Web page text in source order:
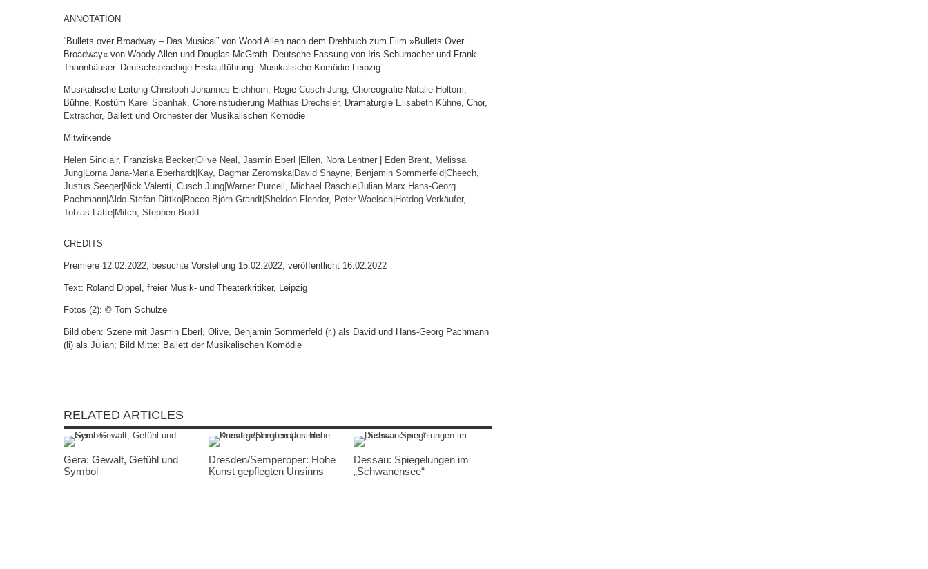
ANNOTATION
“Bullets over Broadway – Das Musical” von Wood Allen nach dem Drehbuch zum Film »Bullets Over
Broadway« von Woody Allen und Douglas McGrath. Deutsche Fassung von Iris Schumacher und Frank
Thannhäuser. Deutschsprachige Erstaufführung. Musikalische Komödie Leipzig
Musikalische Leitung Christoph-Johannes Eichhorn , Regie Cusch Jung , Choreografie Natalie Holtom
Bühne, Kostüm Karel Spanhak , Choreinstudierung Mathias Drechsler, Dramaturgie Elisabeth Kühne , Chor,
Extrachor, Ballett und Orchester der Musikalischen Komödie
Mitwirkende
Helen Sinclair, Franziska Becker|Olive Neal, Jasmin Eberl |Ellen, Nora Lentner | Eden Brent, Melissa
Jung|Lorna Jana-Maria Eberhardt|Kay, Dagmar Zeromska|David Shayne, Benjamin Sommerfeld|Cheech,
Justus Seeger|Nick Valenti, Cusch Jung|Warner Purcell, Michael Raschle|Julian Marx Hans-Georg
Pachmann|Aldo Stefan Dittko|Rocco Björn Grandt|Sheldon Flender, Peter Waelsch|Hotdog-Verkäufer,
Tobias Latte|Mitch, Stephen Budd
CREDITS
Premiere 12.02.2022, besuchte Vorstellung 15.02.2022, veröffentlicht 16.02.2022
Text: Roland Dippel, freier Musik- und Theaterkritiker, Leipzig
Fotos (2): © Tom Schulze
Bild oben: Szene mit Jasmin Eberl, Olive, Benjamin Sommerfeld (r.) als David und Hans-Georg Pachmann
(li) als Julian; Bild Mitte: Ballett der Musikalischen Komödie
RELATED ARTICLES
Gera: Gewalt, Gefühl und
Symbol
Dresden/Semperoper: Hohe
Kunst gepflegten Unsinns
Dessau: Spiegelungen im
„Schwanensee“